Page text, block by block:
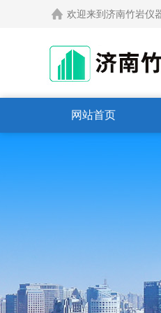
欢迎来到济南竹岩仪
网站首页